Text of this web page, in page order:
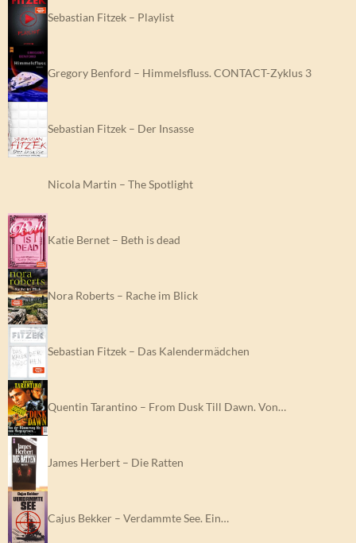
Sebastian Fitzek – Playlist
Gregory Benford – Himmelsfluss. CONTACT-Zyklus 3
Sebastian Fitzek – Der Insasse
Nicola Martin – The Spotlight
Katie Bernet – Beth is dead
Nora Roberts – Rache im Blick
Sebastian Fitzek – Das Kalendermädchen
Quentin Tarantino – From Dusk Till Dawn. Von…
James Herbert – Die Ratten
Cajus Bekker – Verdammte See. Ein…